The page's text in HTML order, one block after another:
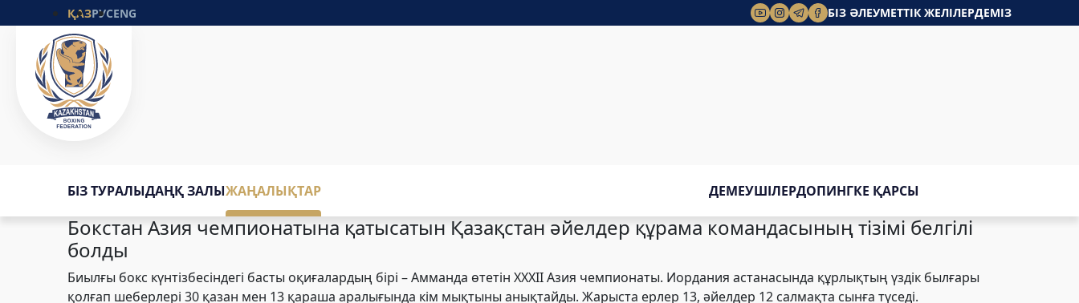
ҚАЗРУСENG БІЗ ӘЛЕУМЕТТІК ЖЕЛІЛЕРДЕМІЗ
БІЗ ТУРАЛЫДАҢҚ ЗАЛЫЖАҢАЛЫҚТАР ДЕМЕУШІЛЕРДОПИНГКЕ ҚАРСЫ
Бокстан Азия чемпионатына қатысатын Қазақстан әйелдер құрама командасының тізімі белгілі
болды
Биылғы бокс күнтізбесіндегі басты оқиғалардың бірі – Амманда өтетін XXXII Азия чемпионаты. Иордания астанасында құрлықтың үздік былғары
қолғап шеберлері 30 қазан мен 13 қараша аралығында кім мықтыны анықтайды. Жарыста ерлер 13, әйелдер 12 салмақта сынға түседі.